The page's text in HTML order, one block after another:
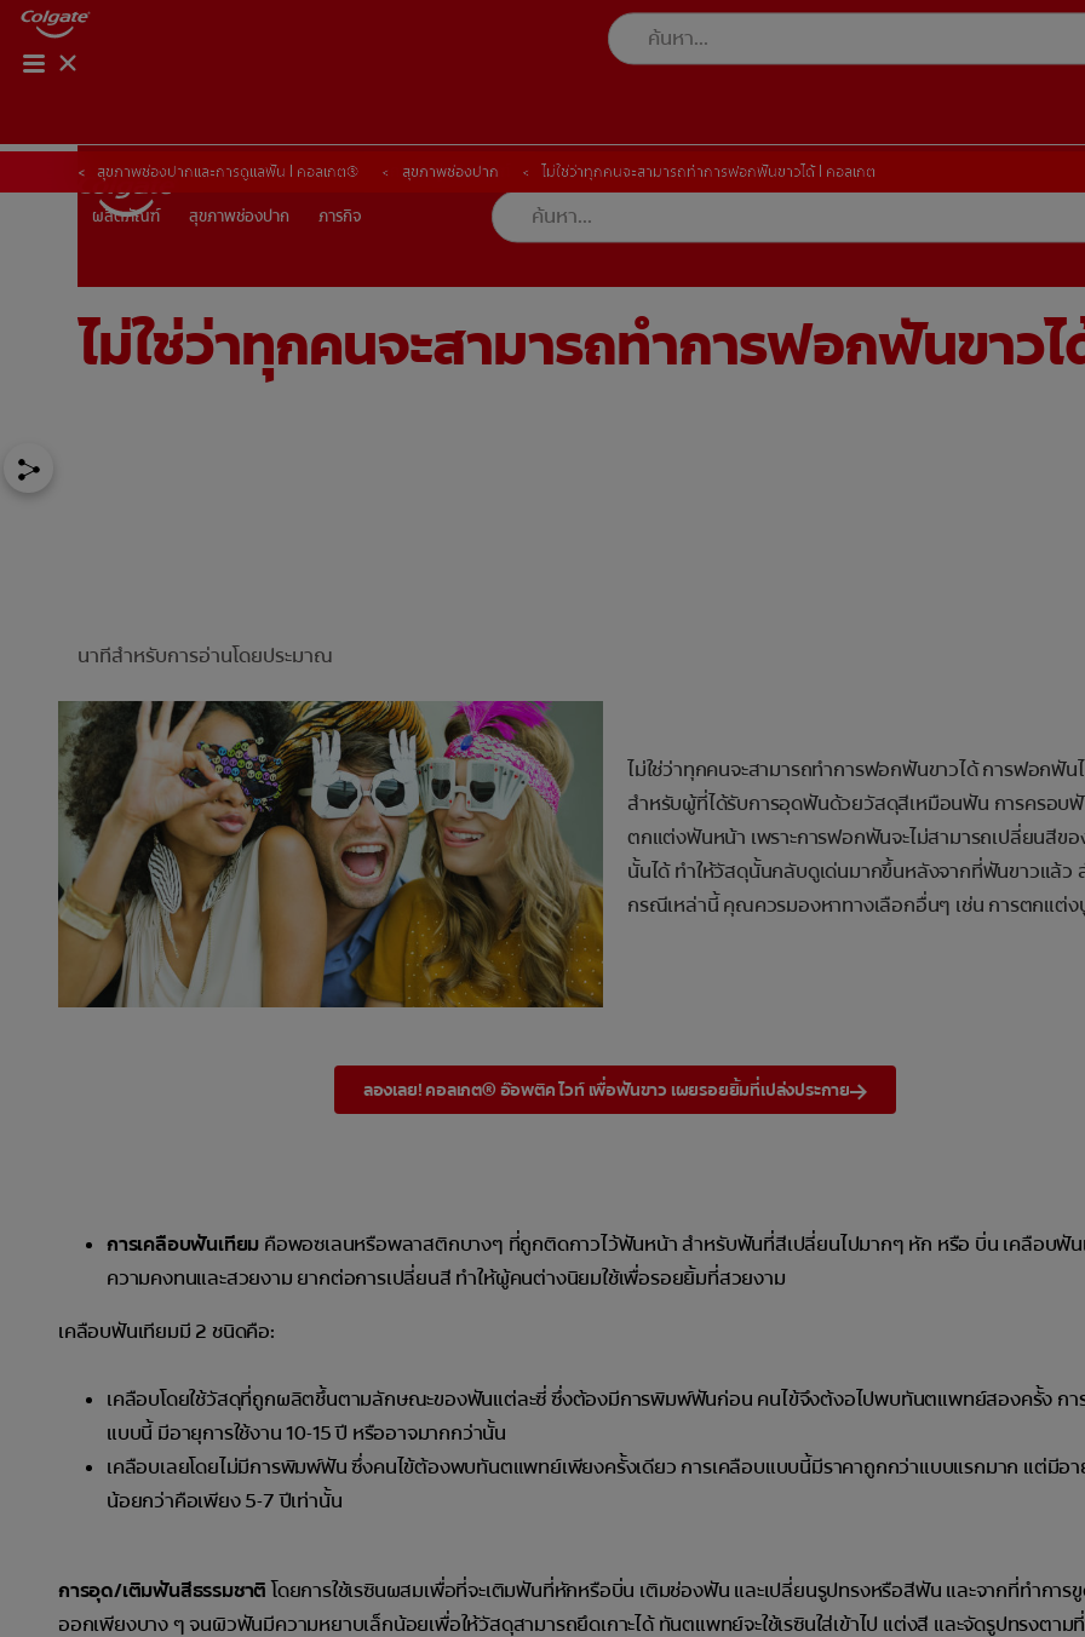
ผลิตภัณฑ์ สุขภาพช่องปาก
TH (TH) ลงทะเบียน
ผลิตภัณฑ์ สุขภาพช่องปาก ภารกิจ
การจับคู่ผลิตภัณฑ์
สุขภาพช่องปากและการดูแลฟัน | คอลเกต® สุขภาพช่องปาก ไม่ใช่ว่าทุกคนจะสามารถทำการฟอกฟันขาวได้ | คอลเกต
ไม่ใช่ว่าทุกคนจะสามารถทำการฟอกฟันขาวไ
นาทีสำหรับการอ่านโดยประมาณ
ไม่ใช่ว่าทุกคนจะสามารถทำการฟอกฟันขาวได้ การฟอกฟันไ
สำหรับผู้ที่ได้รับการอุดฟันด้วยวัสดุสีเหมือนฟัน การครอบ
ตกแต่งฟันหน้า เพราะการฟอกฟันจะไม่สามารถเปลี่ยนสีขอ
นั้นได้ ทำให้วัสดุนั้นกลับดูเด่นมากขึ้นหลังจากที่ฟันขาวแล้ว
กรณีเหล่านี้ คุณควรมองหาทางเลือกอื่นๆ เช่น การตกแต่
ลองเลย! คอลเกต® อ๊อพติค ไวท์ เพื่อฟันขาว เผยรอยยิ้มที่เปล่งประกาย
การเคลือบฟันเทียม คือพอซเลนหรือพลาสติกบางๆ ที่ถูกติดกาวไว้ฟันหน้า สำหรับฟันที่สีเปลี่ยนไปมากๆ หัก หรือ บิ่น เคลือบฟัน
ความคงทนและสวยงาม ยากต่อการเปลี่ยนสี ทำให้ผู้คนต่างนิยมใช้เพื่อรอยยิ้มที่สวยงาม
เคลือบฟันเทียมมี 2 ชนิดคือ:
เคลือบโดยใช้วัสดุที่ถูกผลิตชึ้นตามลักษณะของฟันแต่ละซี่ ซึ่งต้องมีการพิมพ์ฟันก่อน คนไข้จึงต้งอไปพบทันตแพทย์สองครั้ง กา
แบบนี้ มีอายุการใช้งาน 10-15 ปี หรืออาจมากกว่านั้น
เคลือบเลยโดยไม่มีการพิมพ์ฟัน ซึ่งคนไข้ต้องพบทันตแพทย์เพียงครั้งเดียว การเคลือบแบบนี้มีราคาถูกกว่าแบบแรกมาก แต่มีอา
น้อยกว่าคือเพียง 5-7 ปีเท่านั้น
การอุด/เติมฟันสีธรรมชาติ โดยการใช้เรซินผสมเพื่อที่จะเติมฟันที่หักหรือบิ่น เติมช่องฟัน และเปลี่ยนรูปทรงหรือสีฟัน และจากที่ทำกา
ออกเพียงบาง ๆ จนผิวฟันมีความหยาบเล็กน้อยเพื่อให้วัสดุสามารถยึดเกาะได้ ทันตแพทย์จะใช้เรซินใส่เข้าไป แต่งสี และจัดรูปทรงตาม